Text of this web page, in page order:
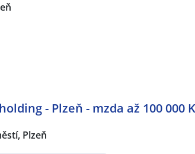
- Plzeň - mzda až 100 000
Plzeň